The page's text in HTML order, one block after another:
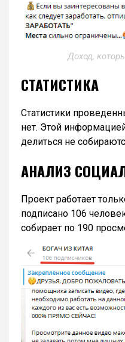
Доход,
СТАТИСТИКА
Статистики
нет. Этой
делиться не
АНАЛИЗ
Проект работает
подписано 106
собирает по 190